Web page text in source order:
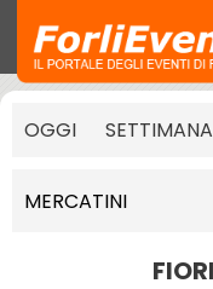
OGGI SETTIMANA
MERCATINI